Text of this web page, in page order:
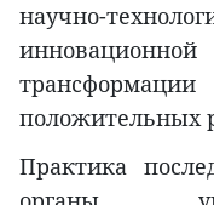
научно-
инновационной
положительных
Практика